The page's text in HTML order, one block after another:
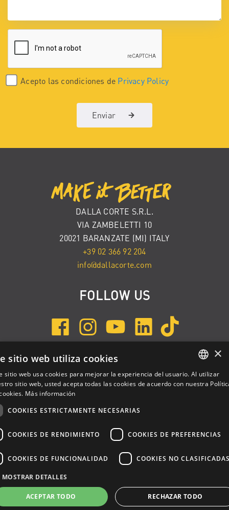
Acepto las condiciones de Privacy Policy
Enviar
DALLA CORTE S.R.L.
VIA ZAMBELETTI 10
20021 BARANZATE (MI) ITALY
+39 02 366 92 204
info@dallacorte.com
FOLLOW US
INSCRÍBETE A NEWSLETTER
i.v. |
Privacy |Cookie Policy
ENGLISH
×
sitio web utiliza cookies
sitio web usa cookies para mejorar la experiencia del usuario. Al utilizar
sitio web, usted acepta todas las cookies de acuerdo con nuestra
Más información
COOKIES ESTRICTAMENTE NECESARIAS
COOKIES DE RENDIMIENTO COOKIES DE PREFERENCIAS
COOKIES DE FUNCIONALIDAD COOKIES NO
MOSTRAR DETALLES
ACEPTAR TODO RECHAZAR TODO